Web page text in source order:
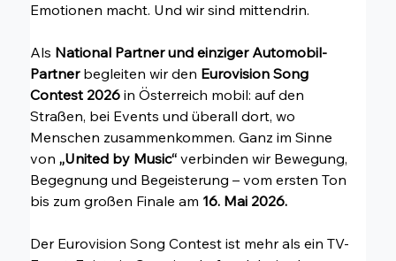
Emotionen macht. Und wir sind mittendrin.
Als National Partner und einziger Automobil-
Partner begleiten wir den Eurovision Song
Contest 2026 in Österreich mobil: auf den
Straßen, bei Events und überall dort, wo
Menschen zusammenkommen. Ganz im Sinne
von „United by Music“ verbinden wir Bewegung,
Begegnung und Begeisterung – vom ersten Ton
bis zum großen Finale am 16. Mai 2026.
Der Eurovision Song Contest ist mehr als ein TV-